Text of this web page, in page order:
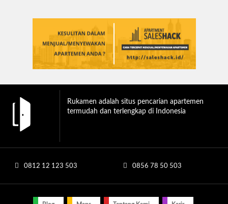
Rukamen adalah situs pencarian apartemen
termudah dan terlengkap di Indonesia
0812 12 123 503 0856 78 50 503